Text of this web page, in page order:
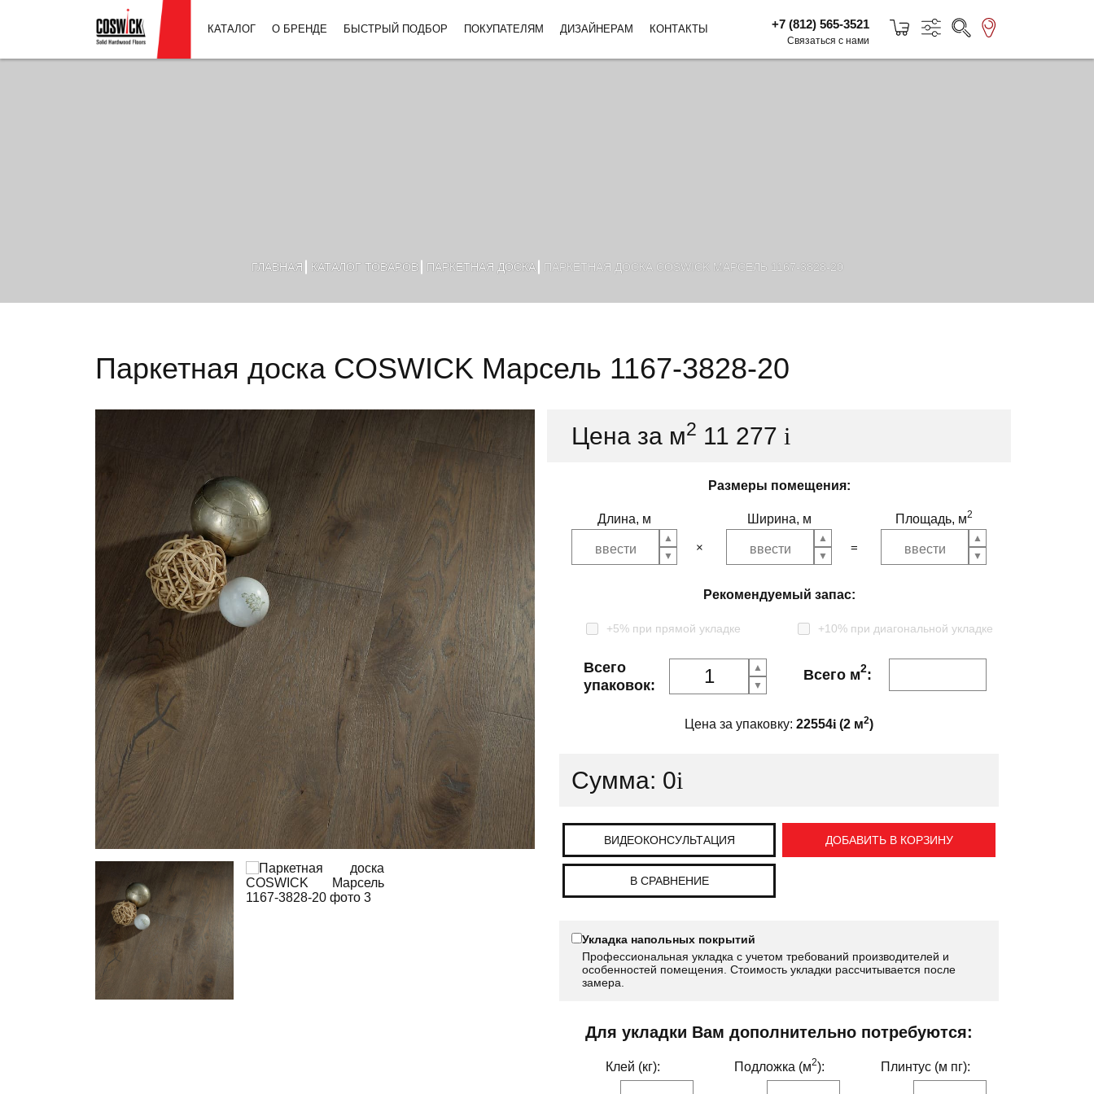
КАТАЛОГ О БРЕНДЕ БЫСТРЫЙ ПОДБОР ПОКУПАТЕЛЯМ ДИЗАЙНЕРАМ КОНТАКТЫ +7 (812) 565-3521
Связаться с нами
ГЛАВНАЯ КАТАЛОГ ТОВАРОВ ПАРКЕТНАЯ ДОСКА ПАРКЕТНАЯ ДОСКА COSWICK МАРСЕЛЬ 1167-3828-20
Паркетная доска COSWICK Марсель 1167-3828-20
Цена за м2 11 277 i
Размеры помещения:
Длина, м Ширина, м Площадь, м2
Рекомендуемый запас:
+5% при прямой укладке +10% при диагональной укладке
Всего
упаковок:
Всего м2:
Цена за упаковку: 22554i (2 м2)
Сумма: 0i
ВИДЕОКОНСУЛЬТАЦИЯ ДОБАВИТЬ В КОРЗИНУ
В СРАВНЕНИЕ
Укладка напольных покрытий
Профессиональная укладка с учетом требований производителей и
особенностей помещения. Стоимость укладки рассчитывается после
замера.
Для укладки Вам дополнительно потребуются:
Клей (кг): Подложка (м2): Плинтус (м пг):